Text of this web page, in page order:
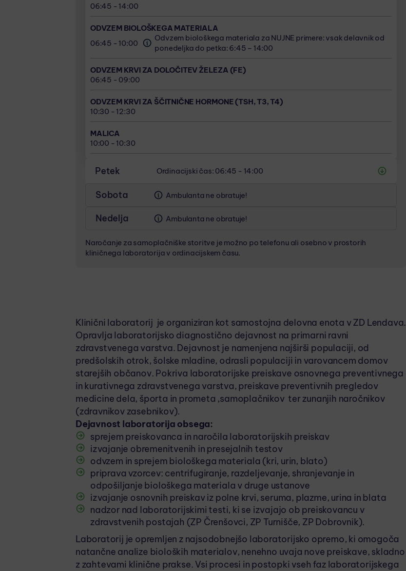
10:30 - 12:30
MALICA
ODVZEM KRVI ZA DOLOČITEV ŽELEZA (FE)
ODVZEM KRVI ZA ŠČITNIČNE HORMONE (TSH, T3, T4)
MALICA
10:00 - 10:30
06:45 - 10:00
ODVZEM KRVI ZA DOLOČITEV ŽELEZA (FE)
06:45 - 09:00
ODVZEM KRVI ZA ŠČITNIČNE HORMONE (TSH, T3, T4)
10:30 - 12:30
MALICA
10:00 - 10:30
06:45 - 14:00
ODVZEM BIOLOŠKEGA MATERIALA
06:45 - 10:00
Odvzem biološkega materiala za NUJNE primere: vsak delavnik od
ponedeljka do petka: 6:45 – 14:00
ODVZEM KRVI ZA DOLOČITEV ŽELEZA (FE)
06:45 - 09:00
ODVZEM KRVI ZA ŠČITNIČNE HORMONE (TSH, T3, T4)
10:30 - 12:30
MALICA
10:00 - 10:30
Petek Ordinacijski čas: 06:45 - 14:00
ORDINACIJSKI ČAS
06:45 - 14:00
ODVZEM BIOLOŠKEGA MATERIALA
ponedeljka do petka: 6:45 – 14:00
MALICA
10:00 - 10:30
Sobota Ambulanta ne obratuje!
Nedelja Ambulanta ne obratuje!
Naročanje za samoplačniške storitve je možno po telefonu ali osebno v prostorih
kliničnega laboratorija v ordinacijskem času.
Klinični laboratorij je organiziran kot samostojna delovna enota v ZD Lendava.
Opravlja laboratorijsko diagnostično dejavnost na primarni ravni
zdravstvenega varstva. Dejavnost je namenjena najširši populaciji, od
predšolskih otrok, šolske mladine, odrasli populaciji in varovancem domov
starejših občanov. Pokriva laboratorijske preiskave osnovnega preventivnega
in kurativnega zdravstvenega varstva, preiskave preventivnih pregledov
medicine dela, športa in prometa ,samoplačnikov ter zunanjih naročnikov
(zdravnikov zasebnikov).
Dejavnost laboratorija obsega:
sprejem preiskovanca in naročila laboratorijskih preiskav
izvajanje obremenitvenih in presejalnih testov
odvzem in sprejem biološkega materiala (kri, urin, blato)
priprava vzorcev: centrifugiranje, razdeljevanje, shranjevanje in
odpošiljanje biološkega materiala v druge ustanove
izvajanje osnovnih preiskav iz polne krvi, seruma, plazme, urina in blata
nadzor nad laboratorijskimi testi, ki se izvajajo ob preiskovancu v
zdravstvenih postajah (ZP Črenšovci, ZP Turnišče, ZP Dobrovnik).
Laboratorij je opremljen z najsodobnejšo laboratorijsko opremo, ki omogoča
natančne analize bioloških materialov, nenehno uvaja nove preiskave, skladno
z zahtevami klinične prakse. Vsi procesi in postopki vseh faz laboratorijskega